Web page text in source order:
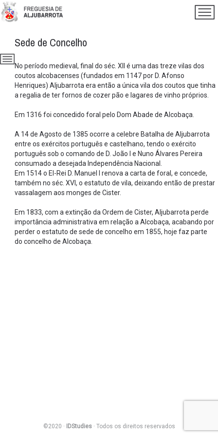
Sede de Concelho
No período medieval, final do séc. XII é uma das treze vilas dos
coutos alcobacenses (fundados em 1147 por D. Afonso
Henriques) Aljubarrota era então a única vila dos coutos que tinha
a regalia de ter fornos de cozer pão e lagares de vinho próprios.
Em 1316 foi concedido foral pelo Dom Abade de Alcobaça.
A 14 de Agosto de 1385 ocorre a celebre Batalha de Aljubarrota
entre os exércitos português e castelhano, tendo o exército
português sob o comando de D. João I e Nuno Álvares Pereira
consumado a desejada Independência Nacional.
Em 1514 o El-Rei D. Manuel I renova a carta de foral, e concede,
também no séc. XVI, o estatuto de vila, deixando então de prestar
vassalagem aos monges de Cister.
Em 1833, com a extinção da Ordem de Cister, Aljubarrota perde
importância administrativa em relação a Alcobaça, acabando por
perder o estatuto de sede de concelho em 1855, hoje faz parte
do concelho de Alcobaça.
©2020 · IDStudies· Todos os direitos reservados